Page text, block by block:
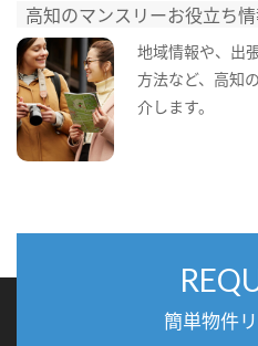
高知のマンスリーお役立ち
地域情報や、出
方法など、高知
介します。
簡単物件